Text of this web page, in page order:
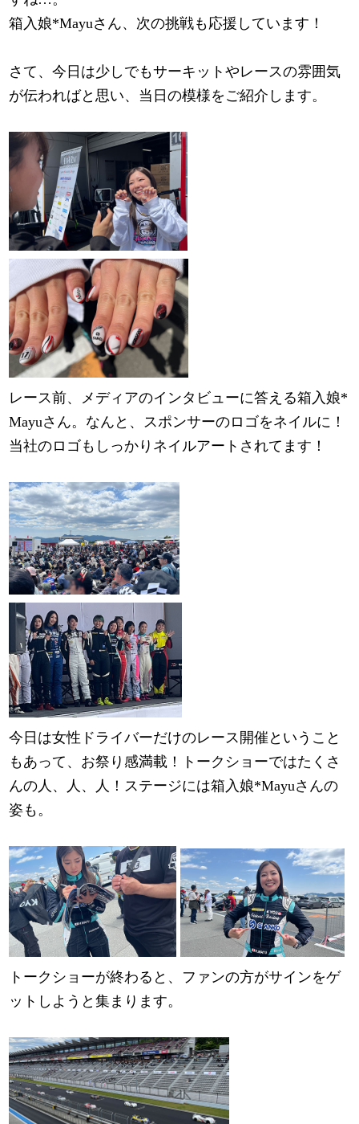
箱入娘*Mayuさん、次の挑戦も応援しています！
さて、今日は少しでもサーキットやレースの雰囲気
が伝わればと思い、当日の模様をご紹介します。
レース前、メディアのインタビューに答える箱入娘*
Mayuさん。なんと、スポンサーのロゴをネイルに！
当社のロゴもしっかりネイルアートされてます！
今日は女性ドライバーだけのレース開催ということ
もあって、お祭り感満載！トークショーではたくさ
んの人、人、人！ステージには箱入娘*Mayuさんの
姿も。
トークショーが終わると、ファンの方がサインをゲ
ットしようと集まります。